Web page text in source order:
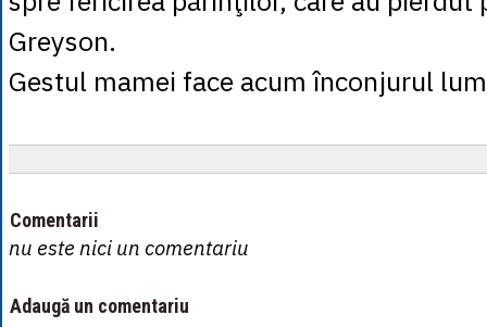
Greyson.
Gestul mamei face acum înconjurul
Comentarii
nu este nici un comentariu
Adaugă un comentariu